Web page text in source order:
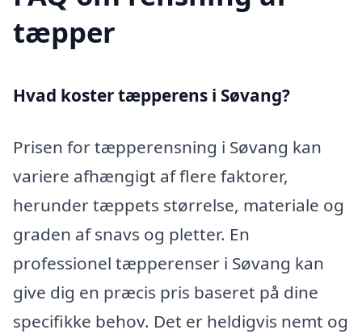
tæpper
Hvad koster tæpperens i Søvang?
Prisen for tæpperensning i Søvang kan
variere afhængigt af flere faktorer,
herunder tæppets størrelse, materiale og
graden af snavs og pletter. En
professionel tæpperenser i Søvang kan
give dig en præcis pris baseret på dine
specifikke behov. Det er heldigvis nemt og